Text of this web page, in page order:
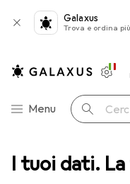
I tuoi dati.
Galaxus
Trova e ordina
Categoria Navigazione
Menu Cerca
Liste
Liste
Lenti a contatto